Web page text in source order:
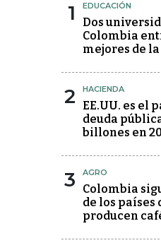
1 EDUCACIÓN
Dos
Colombia
mejores de
2 HACIENDA
EE.UU. es el
deuda
billones en
3 AGRO
Colombia
de los países
producen